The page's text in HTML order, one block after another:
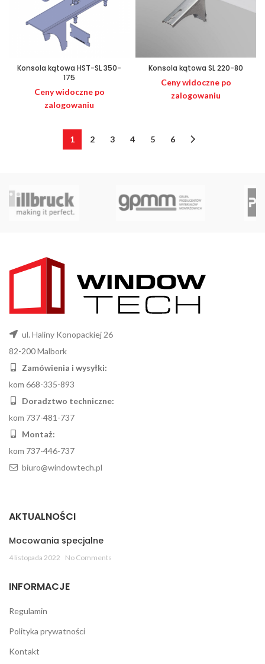
Konsola kątowa HST-SL 350-
175
Ceny widoczne po
zalogowaniu
Konsola kątowa SL 220-80
Ceny widoczne po
zalogowaniu
1 2 3 4 5 6
ul. Haliny Konopackiej 26
82-200 Malbork
Zamówienia i wysyłki:
kom 668-335-893
Doradztwo techniczne:
kom 737-481-737
Montaż:
kom 737-446-737
biuro@windowtech.pl
AKTUALNOŚCI
Mocowania specjalne
4 listopada 2022 No Comments
INFORMACJE
Regulamin
Polityka prywatności
Kontakt